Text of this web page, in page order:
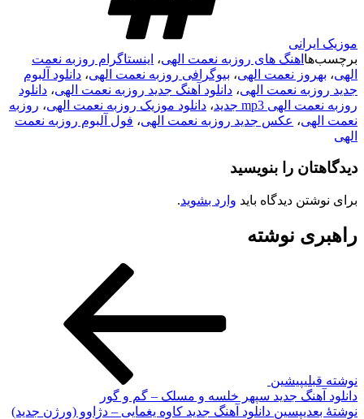
موزیک ایرانی
برچسب‌ها اهنگ های روزبه نعمت الهی، اینستاگرام روزبه نعمت
الهی، بهروز نعمت الهی، بیوگرافی روزبه نعمت الهی، دانلود آلبوم
جدید روزبه نعمت الهی، دانلود آهنگ جدید روزبه نعمت الهی، دانلود
روزبه نعمت الهی mp3 جدید
، دانلود موزیک روزبه نعمت الهی، روزبه
نعمت الهی، عکس جدید روزبه نعمت الهی، فول آلبوم روزبه نعمت
الهی
دیدگاهتان را بنویسید
برای نوشتن دیدگاه باید وارد بشوید.
راهبری نوشته
نوشته قبلیپیشین
دانلود آهنگ جدید سپهر خلسه و مسلک – گم و گور
نوشته‌ٔ بعدیپسین دانلود آهنگ جدید کاوه یغمایی – دژاوو (ورژن جدید)